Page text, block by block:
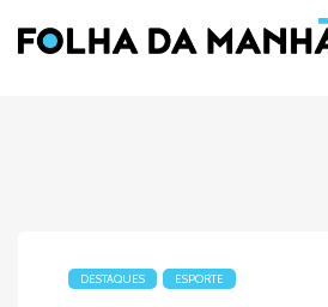
DESTAQUES ESPORTE